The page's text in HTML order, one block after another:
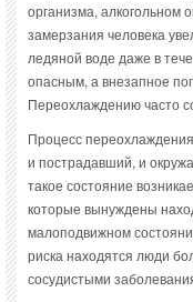
организма, алкогольном
замерзания человека
ледяной воде даже в
опасным, а внезапное
Переохлаждению часто
Процесс
и пострадавший, и
такое состояние
которые вынуждены
малоподвижном
риска находятся люди
сосудистыми